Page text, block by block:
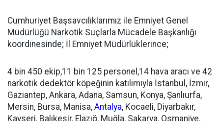
Cumhuriyet Başsavcılıklarımız ile Emniyet Genel
Müdürlüğü Narkotik Suçlarla Mücadele Başkanlığı
koordinesinde; İl Emniyet Müdürlüklerince;
4 bin 450 ekip,11 bin 125 personel,14 hava aracı ve 42
narkotik dedektör köpeğinin katılımıyla İstanbul, İzmir,
Gaziantep, Ankara, Adana, Samsun, Konya, Şanlıurfa,
Mersin, Bursa, Manisa, Antalya, Kocaeli, Diyarbakır,
Kayseri, Balıkesir, Elazığ, Muğla, Sakarya, Osmaniye,